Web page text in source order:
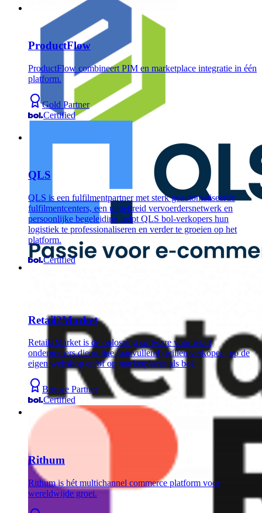
ProductFlow
ProductFlow combineert PIM en marketplace integratie in één
platform.
Gold Partner
Certified
QLS
QLS is een fulfilmentpartner met sterk geautomatiseerde
fulfilmentcenters, een uitgebreid vervoerdersnetwerk en
persoonlijke begeleiding helpt QLS bol-verkopers hun
logistiek te professionaliseren en verder te groeien op het
platform.
Certified
Retail2Market
Retail2Market is de oplossing software voor retail
ondernemers die online (aanvullend) willen verkopen, op de
eigen webshop en/of op marketplaces als bol.
Bronze Partner
Certified
Rithum
Rithum is hét multichannel commerce platform voor
wereldwijde groei.